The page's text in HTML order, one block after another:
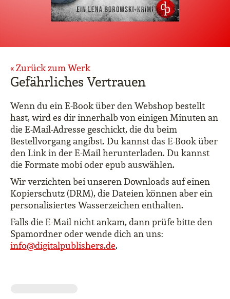
« Zurück zum Werk
Gefährliches Vertrauen
Wenn du ein E-Book über den Webshop bestellt
hast, wird es dir innerhalb von einigen Minuten an
die E-Mail-Adresse geschickt, die du beim
Bestellvorgang angibst. Du kannst das E-Book über
den Link in der E-Mail herunterladen. Du kannst
die Formate mobi oder epub auswählen.
Wir verzichten bei unseren Downloads auf einen
Kopierschutz (DRM), die Dateien können aber ein
personalisiertes Wasserzeichen enthalten.
Falls die E-Mail nicht ankam, dann prüfe bitte den
Spamordner oder wende dich an uns:
info@digitalpublishers.de.